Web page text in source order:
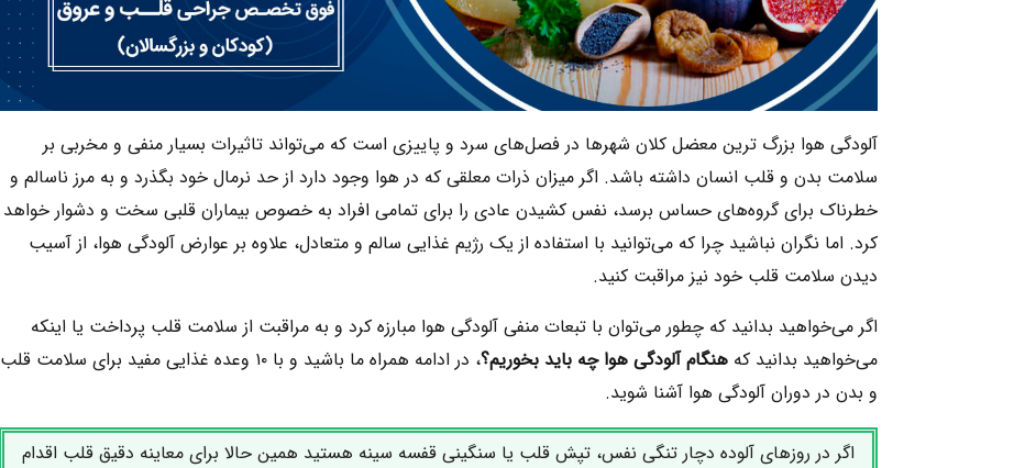
آلودگی هوا بزرگ ترین معضل کلان شهرها در فصل‌های سرد و پاییزی است که می‌تواند تاثیرات بسیار منفی و مخربی بر
سلامت بدن و قلب انسان داشته باشد. اگر میزان ذرات معلقی که در هوا وجود دارد از حد نرمال خود بگذرد و به مرز ناسالم و
خطرناک برای گروه‌های حساس برسد، نفس کشیدن عادی را برای تمامی افراد به خصوص بیماران قلبی سخت و دشوار خواهد
کرد. اما نگران نباشید چرا که می‌توانید با استفاده از یک رژیم غذایی سالم و متعادل، علاوه بر عوارض آلودگی هوا، از آسیب
دیدن سلامت قلب خود نیز مراقبت کنید.
اگر می‌خواهید بدانید که چطور می‌توان با تبعات منفی آلودگی هوا مبارزه کرد و به مراقبت از سلامت قلب پرداخت یا اینکه
می‌خواهید بدانید کههنگام آلودگی هوا چه باید بخوریم؟
، در ادامه همراه ما باشید و با ۱۰ وعده غذایی مفید برای سلامت قلب
و بدن در دوران آلودگی هوا آشنا شوید.
اگر در روزهای آلوده دچار تنگی نفس، تپش قلب یا سنگینی قفسه سینه هستید همین حالا برای معاینه دقیق قلب اقدام